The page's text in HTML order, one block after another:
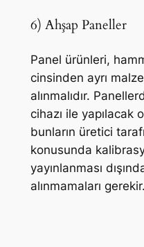
6) Ahşap Paneller
Panel ürünleri,
cinsinden ayrı
alınmalıdır.
cihazı ile yapılacak
bunların üretici
konusunda
yayınlanması
alınmamaları gerekir.